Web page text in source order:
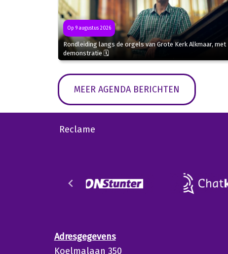
Op 9 augustus 2026
Rondleiding langs de orgels van Grote Kerk Alkmaar, met
demonstratie 🗓
MEER AGENDA BERICHTEN
Reclame
Adresgegevens
Koelmalaan 350